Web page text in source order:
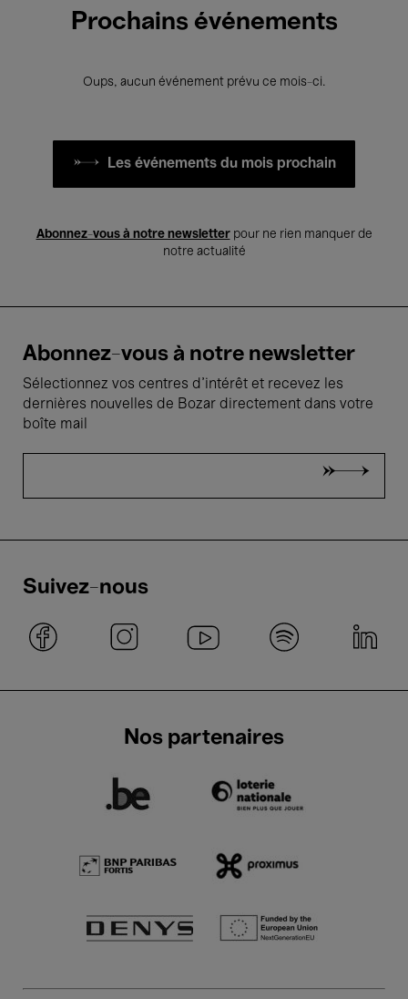
Prochains événements
Oups, aucun événement prévu ce mois-ci.
Les événements du mois prochain
Abonnez-vous à notre newsletterpour ne rien manquer de
notre actualité
Abonnez-vous à notre newsletter
Sélectionnez vos centres d'intérêt et recevez les
dernières nouvelles de Bozar directement dans votre
boîte mail
Suivez-nous
Nos partenaires